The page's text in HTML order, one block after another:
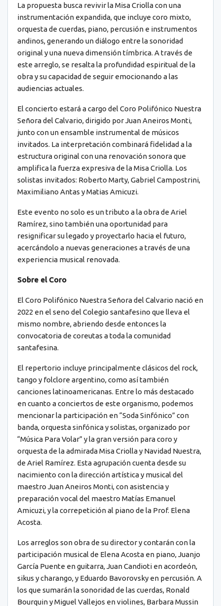
La propuesta busca revivir la Misa Criolla con una
instrumentación expandida, que incluye coro mixto,
orquesta de cuerdas, piano, percusión e instrumentos
andinos, generando un diálogo entre la sonoridad
original y una nueva dimensión tímbrica. A través de
este arreglo, se resalta la profundidad espiritual de la
obra y su capacidad de seguir emocionando a las
audiencias actuales.
El concierto estará a cargo del Coro Polifónico Nuestra
Señora del Calvario, dirigido por Juan Aneiros Monti,
junto con un ensamble instrumental de músicos
invitados. La interpretación combinará fidelidad a la
estructura original con una renovación sonora que
amplifica la fuerza expresiva de la Misa Criolla. Los
solistas invitados: Roberto Marty, Gabriel Campostrini,
Maximiliano Antas y Matias Amicuzi.
Este evento no solo es un tributo a la obra de Ariel
Ramírez, sino también una oportunidad para
resignificar su legado y proyectarlo hacia el futuro,
acercándolo a nuevas generaciones a través de una
experiencia musical renovada.
Sobre el Coro
El Coro Polifónico Nuestra Señora del Calvario nació en
2022 en el seno del Colegio santafesino que lleva el
mismo nombre, abriendo desde entonces la
convocatoria de coreutas a toda la comunidad
santafesina.
El repertorio incluye principalmente clásicos del rock,
tango y folclore argentino, como así también
canciones latinoamericanas. Entre lo más destacado
en cuanto a conciertos de este organismo, podemos
mencionar la participación en “Soda Sinfónico” con
banda, orquesta sinfónica y solistas, organizado por
“Música Para Volar” y la gran versión para coro y
orquesta de la admirada Misa Criolla y Navidad Nuestra,
de Ariel Ramírez. Esta agrupación cuenta desde su
nacimiento con la dirección artística y musical del
maestro Juan Aneiros Monti, con asistencia y
preparación vocal del maestro Matías Emanuel
Amicuzi, y la correpetición al piano de la Prof. Elena
Acosta.
Los arreglos son obra de su director y contarán con la
participación musical de Elena Acosta en piano, Juanjo
García Puente en guitarra, Juan Candioti en acordeón,
sikus y charango, y Eduardo Bavorovsky en percusión. A
los que sumarán la sonoridad de las cuerdas, Ronald
Bourquin y Miguel Vallejos en violines, Barbara Mussin